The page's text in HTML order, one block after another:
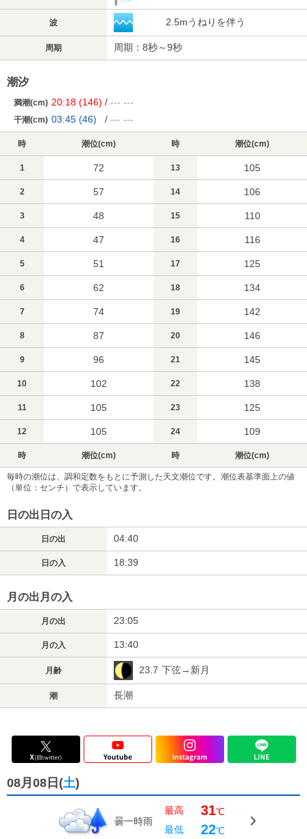
波 2.5mうねりを伴う
周期 周期：8秒～9秒
潮汐
満潮(cm) 20:18 (146) / --- ---
干潮(cm) 03:45 (46) / --- ---
時 潮位(cm) 時 潮位(cm)
1 72 13 105
2 57 14 106
3 48 15 110
4 47 16 116
5 51 17 125
6 62 18 134
7 74 19 142
8 87 20 146
9 96 21 145
10 102 22 138
11 105 23 125
12 105 24 109
時 潮位(cm) 時 潮位(cm)
毎時の潮位は、調和定数をもとに予測した天文潮位です。潮位表基準面上の値
（単位：センチ）で表示しています。
日の出日の入
日の出 04:40
日の入 18:39
月の出月の入
月の出 23:05
月の入 13:40
月齢 23.7 下弦→新月
潮 長潮
08月08日(土)
曇一時雨
最高 31℃
最低
22℃